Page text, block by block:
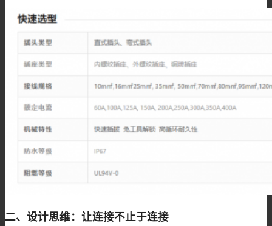
FPT22系列
欧标交流枪
二、设计思维：让连接不止于连接